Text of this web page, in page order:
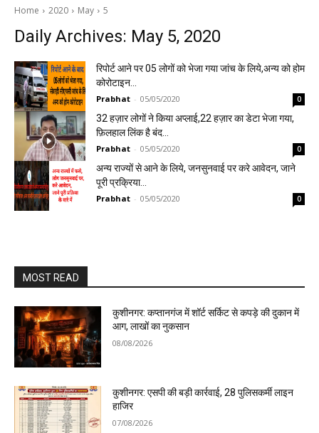
Home 2020 May 5
Daily Archives: May 5, 2020
रिपोर्ट आने पर 05 लोगों को भेजा गया जांच के लिये,अन्य को होम
कोरोटाइन…
Prabhat - 05/05/2020 0
32 हज़ार लोगों ने किया अप्लाई,22 हज़ार का डेटा भेजा गया,
फ़िलहाल लिंक है बंद…
Prabhat - 05/05/2020 0
अन्य राज्यों से आने के लिये, जनसुनवाई पर करे आवेदन, जाने
पूरी प्रक्रिया…
Prabhat - 05/05/2020 0
MOST READ
कुशीनगर: कप्तानगंज में शॉर्ट सर्किट से कपड़े की दुकान में
आग, लाखों का नुकसान
08/08/2026
कुशीनगर: एसपी की बड़ी कार्रवाई, 28 पुलिसकर्मी लाइन
हाजिर
07/08/2026